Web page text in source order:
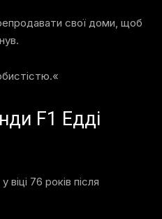
свої доми, щоб
F1 Едді
76 років після